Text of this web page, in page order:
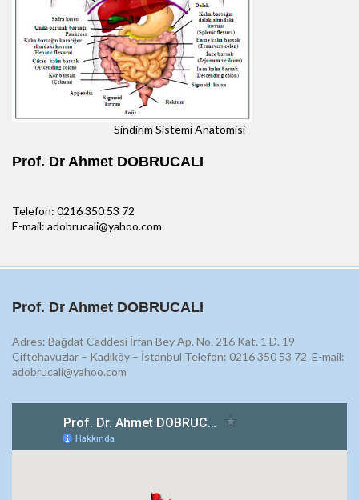
Sindirim Sistemi Anatomisi
Prof. Dr Ahmet DOBRUCALI
Telefon: 0216 350 53 72
E-mail: adobrucali@yahoo.com
Prof. Dr Ahmet DOBRUCALI
Adres: Bağdat Caddesi İrfan Bey Ap. No. 216 Kat. 1 D. 19
Çiftehavuzlar – Kadıköy – İstanbul Telefon: 0216 350 53 72 E-mail:
adobrucali@yahoo.com